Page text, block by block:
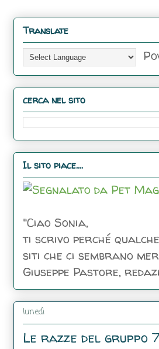
Translate
cerca nel sito
Il sito piace....
"Ciao Sonia,
ti scrivo perché
siti che ci sembrano
Giuseppe Pastore,
lunedì
Le razze del gruppo